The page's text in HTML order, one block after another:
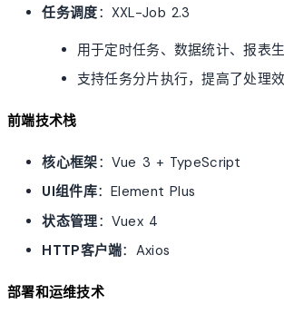
任务调度：XXL-Job 2.3
用于定时任务、数据统计、报表
支持任务分片执行，提高了处理
前端技术栈
核心框架：Vue 3 + TypeScript
UI组件库：Element Plus
状态管理：Vuex 4
HTTP客户端：Axios
部署和运维技术